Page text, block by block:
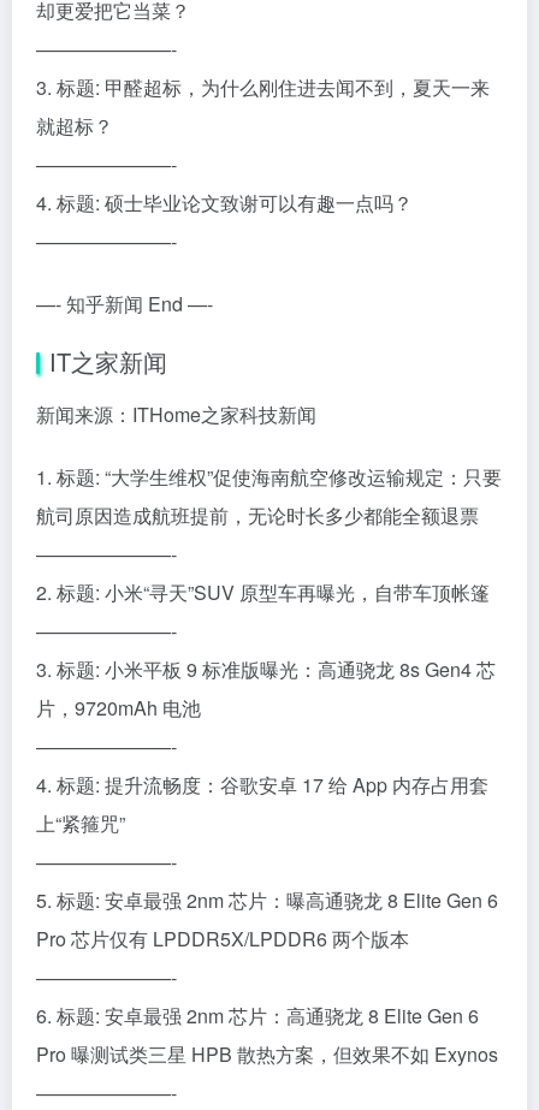
却更爱把它当菜？
———————-
3. 标题: 甲醛超标，为什么刚住进去闻不到，夏天一来
就超标？
———————-
4. 标题: 硕士毕业论文致谢可以有趣一点吗？
———————-
—- 知乎新闻 End —-
IT之家新闻
新闻来源：ITHome之家科技新闻
1. 标题: “大学生维权”促使海南航空修改运输规定：只要
航司原因造成航班提前，无论时长多少都能全额退票
———————-
2. 标题: 小米“寻天”SUV 原型车再曝光，自带车顶帐篷
———————-
3. 标题: 小米平板 9 标准版曝光：高通骁龙 8s Gen4 芯
片，9720mAh 电池
———————-
4. 标题: 提升流畅度：谷歌安卓 17 给 App 内存占用套
上“紧箍咒”
———————-
5. 标题: 安卓最强 2nm 芯片：曝高通骁龙 8 Elite Gen 6
Pro 芯片仅有 LPDDR5X/LPDDR6 两个版本
———————-
6. 标题: 安卓最强 2nm 芯片：高通骁龙 8 Elite Gen 6
Pro 曝测试类三星 HPB 散热方案，但效果不如 Exynos
———————-